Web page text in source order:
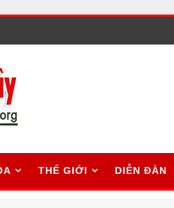
THẾ GIỚI DIỄN ĐÀN